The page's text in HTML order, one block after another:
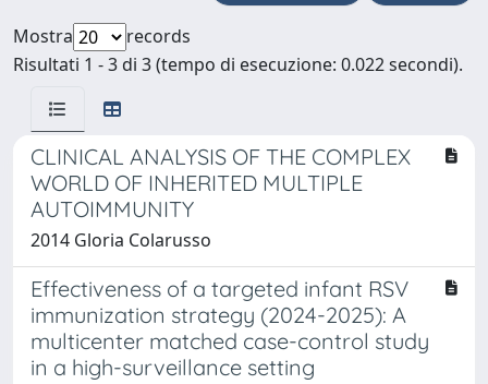
Mostra
records
Risultati 1 - 3 di 3 (tempo di esecuzione: 0.022 secondi).
CLINICAL ANALYSIS OF THE COMPLEX
WORLD OF INHERITED MULTIPLE
AUTOIMMUNITY
2014 Gloria Colarusso
Effectiveness of a targeted infant RSV
immunization strategy (2024-2025): A
multicenter matched case-control study
in a high-surveillance setting